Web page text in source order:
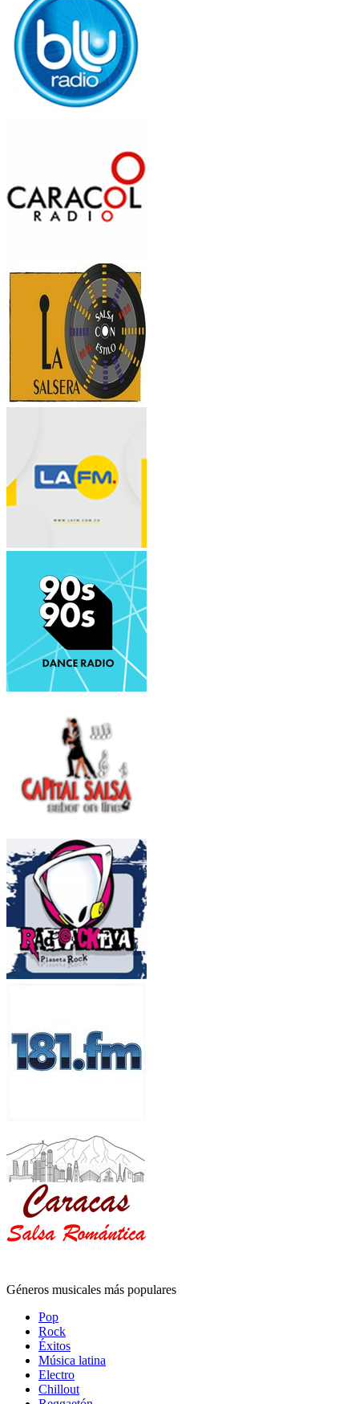
Géneros musicales más populares
Pop
Rock
Éxitos
Música latina
Electro
Chillout